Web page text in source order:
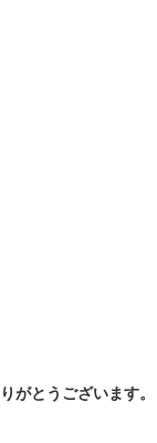
がとうございます